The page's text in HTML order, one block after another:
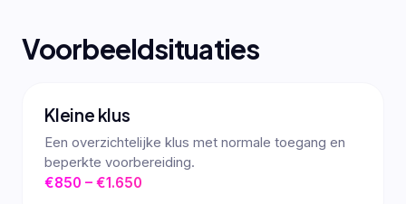
Voorbeeldsituaties
Kleine klus
Een overzichtelijke klus met normale toegang en
beperkte voorbereiding.
€850 – €1.650